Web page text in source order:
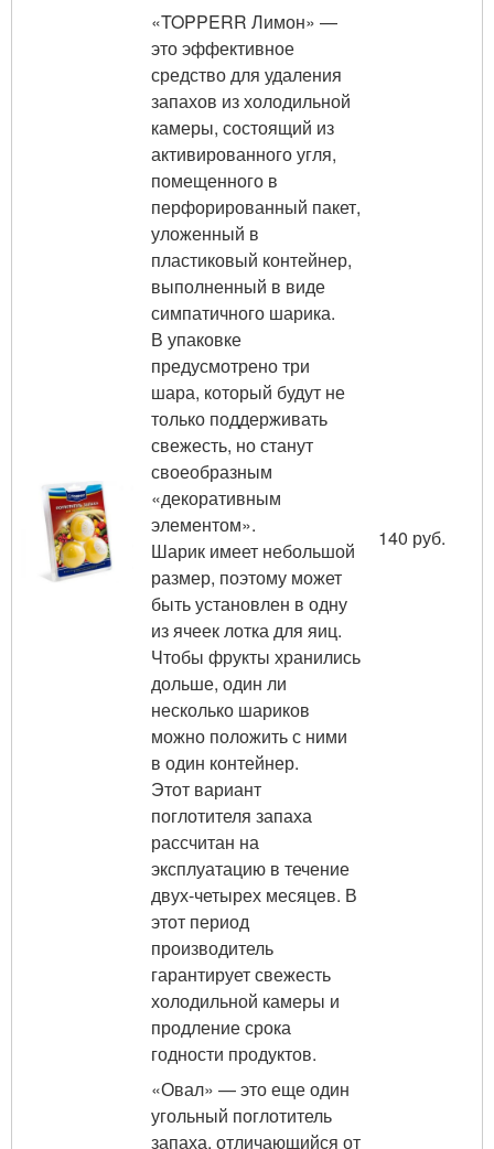
«TOPPERR Лимон» —
это эффективное
средство для удаления
запахов из холодильной
камеры, состоящий из
активированного угля,
помещенного в
перфорированный пакет,
уложенный в
пластиковый контейнер,
выполненный в виде
симпатичного шарика.
В упаковке
предусмотрено три
шара, который будут не
только поддерживать
свежесть, но станут
своеобразным
«декоративным
элементом».
Шарик имеет небольшой
размер, поэтому может
быть установлен в одну
из ячеек лотка для яиц.
Чтобы фрукты хранились
дольше, один ли
несколько шариков
можно положить с ними
в один контейнер.
Этот вариант
поглотителя запаха
рассчитан на
эксплуатацию в течение
двух-четырех месяцев. В
этот период
производитель
гарантирует свежесть
холодильной камеры и
продление срока
годности продуктов.
140 руб.
«Овал» — это еще один
угольный поглотитель
запаха, отличающийся от